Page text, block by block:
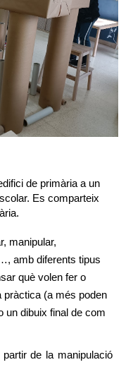
de primària a un
Es comparteix
manipular,
amb diferents tipus
què volen fer o
pràctica (a més poden
un dibuix final de com
de la manipulació